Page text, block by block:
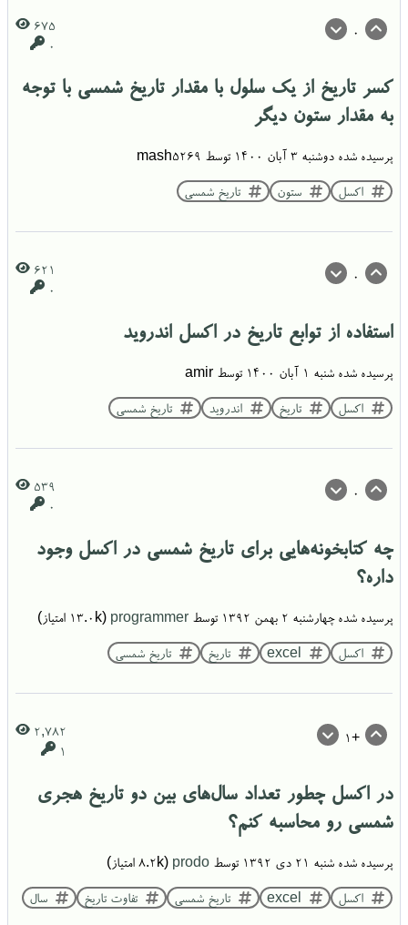
0
675
0
کسر تاریخ از یک سلول با مقدار تاریخ شمسی با توجه
به مقدار ستون دیگر
پرسیده شده دوشنبه ۳ آبان ۱۴۰۰ توسط mash5269
اکسل ستون تاریخ شمسی
0
621
0
استفاده از توابع تاریخ در اکسل اندروید
پرسیده شده شنبه ۱ آبان ۱۴۰۰ توسط amir
اکسل تاریخ اندروید تاریخ شمسی
0
539
0
چه کتابخونه‌هایی برای تاریخ شمسی در اکسل وجود
داره؟
پرسیده شده چهارشنبه ۲ بهمن ۱۳۹۲ توسط programmer
(
13.0k امتیاز)
اکسل excel تاریخ تاریخ شمسی
+1
2,782
1
در اکسل چطور تعداد سال‌های بین دو تاریخ هجری
شمسی رو محاسبه کنم؟
پرسیده شده شنبه ۲۱ دی ۱۳۹۲ توسط prodo
(
8.2k امتیاز)
اکسل excel تاریخ شمسی تفاوت تاریخ سال